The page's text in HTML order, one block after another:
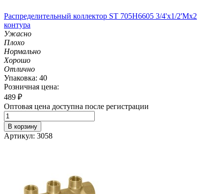
Распределительный коллектор ST 705H6605 3/4'х1/2'Мх2
контура
Ужасно
Плохо
Нормально
Хорошо
Отлично
Упаковка: 40
Розничная цена:
489 ₽
Оптовая цена доступна после регистрации
В корзину
Артикул: 3058